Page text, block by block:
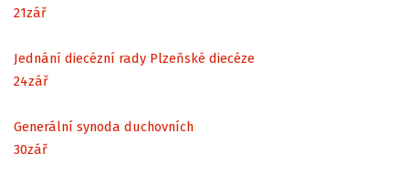
21zář
Jednání diecézní rady Plzeňské diecéze
24zář
Generální synoda duchovních
30zář